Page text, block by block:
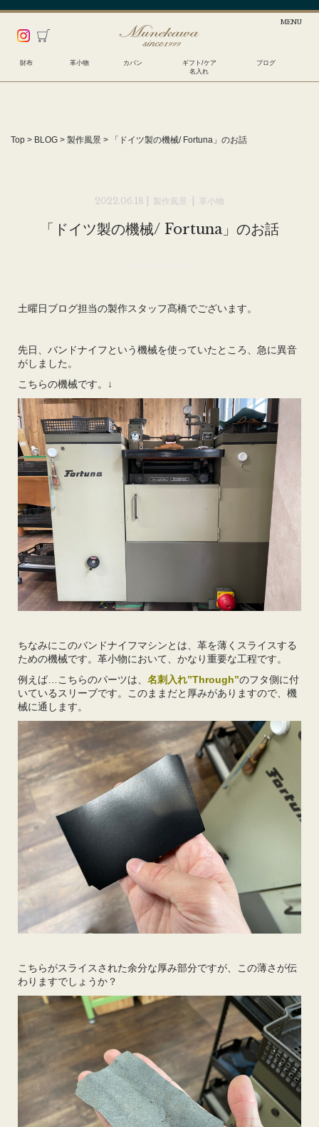
財布 革小物 カバン
ギフト/ケア
名入れ
ブログ
Top > BLOG > 製作風景 > 「ドイツ製の機械/ Fortuna」のお話
2022.06.18 | 製作風景 革小物
「ドイツ製の機械/ Fortuna」のお話
土曜日ブログ担当の製作スタッフ髙橋でございます。
先日、バンドナイフという機械を使っていたところ、急に異音
がしました。
こちらの機械です。↓
ちなみにこのバンドナイフマシンとは、革を薄くスライスする
ための機械です。革小物において、かなり重要な工程です。
例えば…こちらのパーツは、名刺入れ”Through”のフタ側に付
いているスリーブです。このままだと厚みがありますので、機
械に通します。
こちらがスライスされた余分な厚み部分ですが、この薄さが伝
わりますでしょうか？